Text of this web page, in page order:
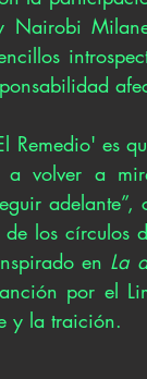
Nairobi
Remedio' es
volver a
adelante”,
los círculos
en La
por el
y la traición.